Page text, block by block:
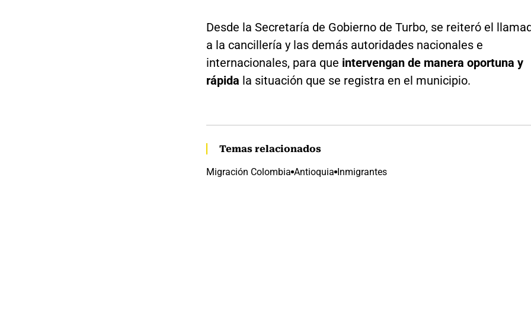
Desde la Secretaría de Gobierno de Turbo, se reiteró el
a la cancillería y las demás autoridades nacionales e
internacionales, para que intervengan de manera oportuna y
rápida la situación que se registra en el municipio.
Temas relacionados
Migración Colombia Antioquia Inmigrantes